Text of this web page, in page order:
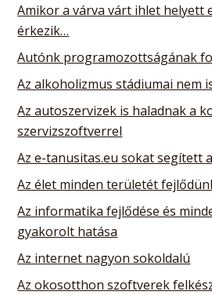
Amikor a várva várt ihlet helyett
érkezik…
Autónk programozottságának
Az alkoholizmus stádiumai nem
Az autoszervizek is haladnak a
szervizszoftverrel
Az e-tanusitas.eu sokat segített
Az élet minden területét
Az informatika fejlődése és
gyakorolt hatása
Az internet nagyon sokoldalú
Az okosotthon szoftverek